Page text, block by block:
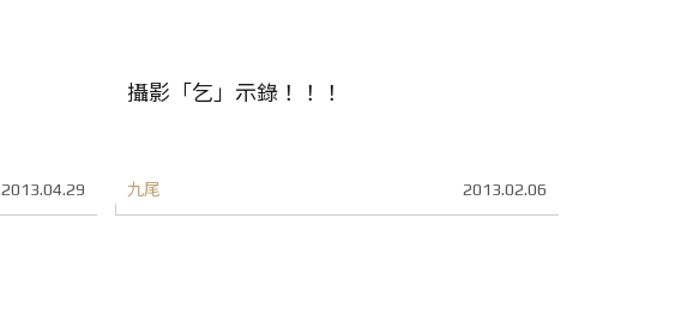
2013.04.29
攝影「乞」示錄！！！
九尾 2013.02.06